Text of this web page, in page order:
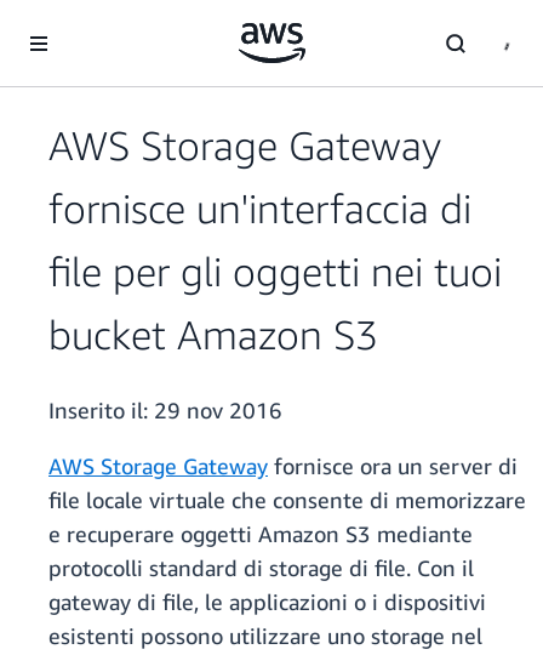
AWS Storage Gateway
fornisce un'interfaccia di
file per gli oggetti nei tuoi
bucket Amazon S3
Inserito il: 29 nov 2016
AWS Storage Gateway fornisce ora un server di
file locale virtuale che consente di memorizzare
e recuperare oggetti Amazon S3 mediante
protocolli standard di storage di file. Con il
gateway di file, le applicazioni o i dispositivi
esistenti possono utilizzare uno storage nel